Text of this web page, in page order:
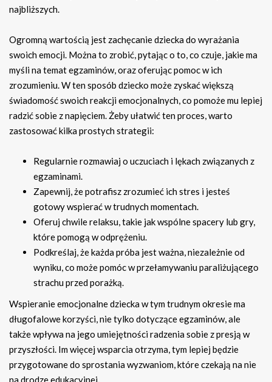
najbliższych.
Ogromną wartością jest zachęcanie dziecka do wyrażania
swoich emocji. Można to zrobić, pytając o to, co czuje, jakie ma
myśli na temat egzaminów, oraz oferując pomoc w ich
zrozumieniu. W ten sposób dziecko może zyskać większą
świadomość swoich reakcji emocjonalnych, co pomoże mu lepiej
radzić sobie z napięciem. Żeby ułatwić ten proces, warto
zastosować kilka prostych strategii:
Regularnie rozmawiaj o uczuciach i lękach związanych z
egzaminami.
Zapewnij, że potrafisz zrozumieć ich stres i jesteś
gotowy wspierać w trudnych momentach.
Oferuj chwile relaksu, takie jak wspólne spacery lub gry,
które pomogą w odprężeniu.
Podkreślaj, że każda próba jest ważna, niezależnie od
wyniku, co może pomóc w przełamywaniu paraliżującego
strachu przed porażką.
Wspieranie emocjonalne dziecka w tym trudnym okresie ma
długofalowe korzyści, nie tylko dotyczące egzaminów, ale
także wpływa na jego umiejętności radzenia sobie z presją w
przyszłości. Im więcej wsparcia otrzyma, tym lepiej będzie
przygotowane do sprostania wyzwaniom, które czekają na nie
na drodze edukacyjnej.